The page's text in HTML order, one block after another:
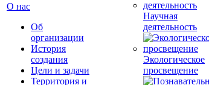
О нас
Об
организации
История
создания
Цели и задачи
Территория и
Научная
деятельность
Экологическое
просвещение